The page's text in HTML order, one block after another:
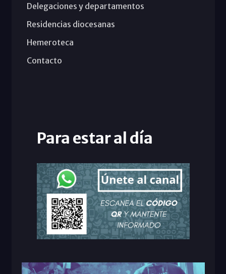
Delegaciones y departamentos
Residencias diocesanas
Hemeroteca
Contacto
Para estar al día